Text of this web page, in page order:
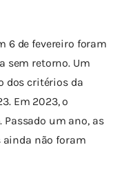
6 de fevereiro foram
sem retorno. Um
dos critérios da
Em 2023, o
um ano, as
ainda não foram